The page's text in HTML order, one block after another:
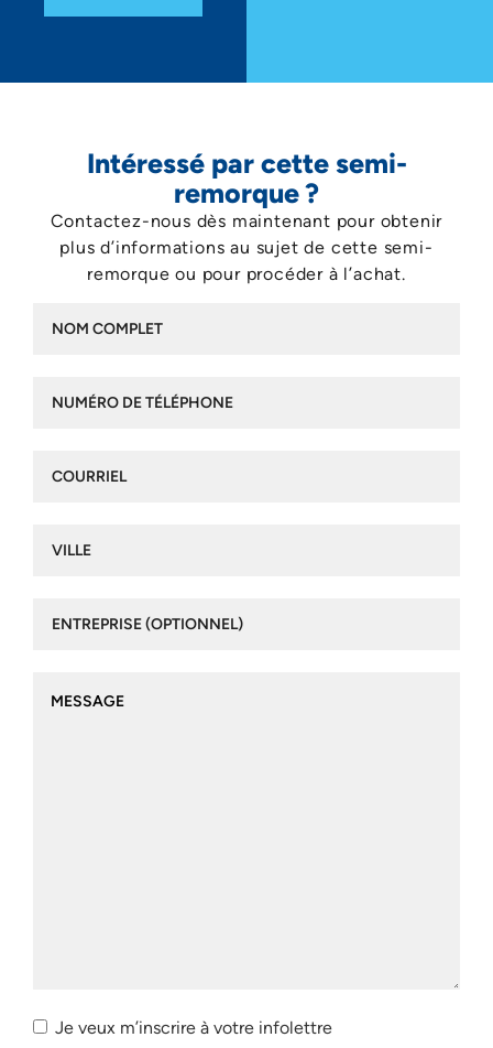
Intéressé par cette semi-
remorque ?
Contactez-nous dès maintenant pour obtenir
plus d’informations au sujet de cette semi-
remorque ou pour procéder à l’achat.
complet(Nécessaire)
(optionnel)
Je veux
Je veux m’inscrire à votre infolettre